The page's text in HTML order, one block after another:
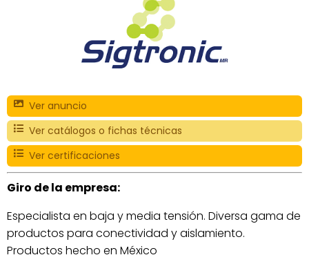
Ver anuncio
Ver catálogos o fichas técnicas
Ver certificaciones
Giro de la empresa:
Especialista en baja y media tensión. Diversa gama de
productos para conectividad y aislamiento.
Productos hecho en México